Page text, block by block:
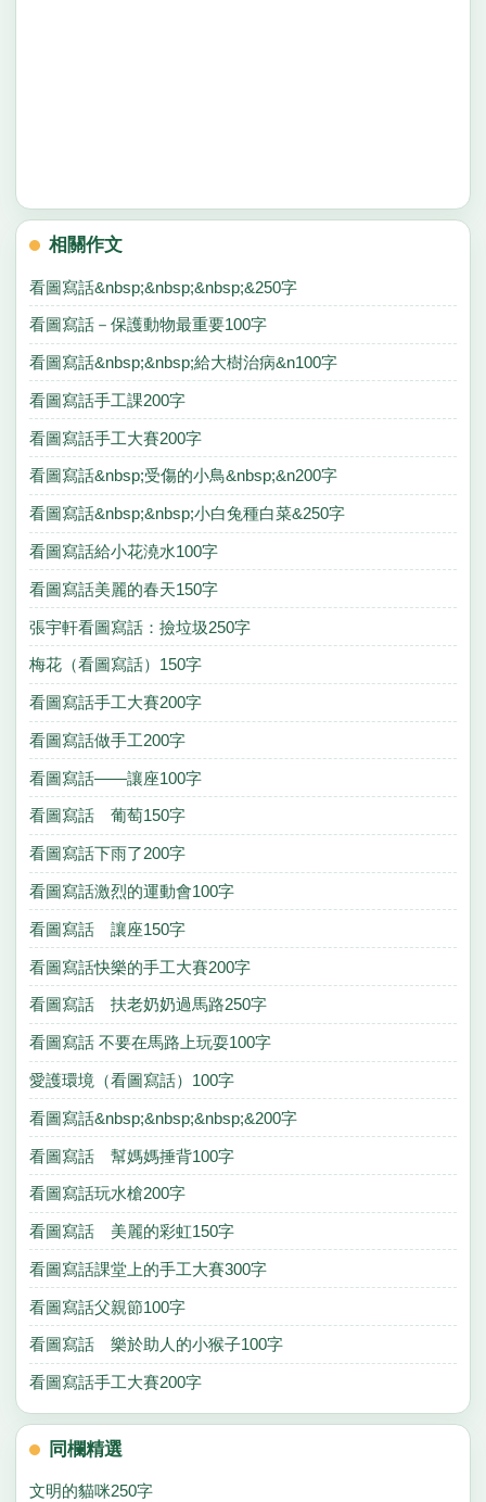
相關作文
看圖寫話&nbsp;&nbsp;&nbsp;&250字
看圖寫話－保護動物最重要100字
看圖寫話&nbsp;&nbsp;給大樹治病&n100字
看圖寫話手工課200字
看圖寫話手工大賽200字
看圖寫話&nbsp;受傷的小鳥&nbsp;&n200字
看圖寫話&nbsp;&nbsp;小白兔種白菜&250字
看圖寫話給小花澆水100字
看圖寫話美麗的春天150字
張宇軒看圖寫話：撿垃圾250字
梅花（看圖寫話）150字
看圖寫話手工大賽200字
看圖寫話做手工200字
看圖寫話——讓座100字
看圖寫話 葡萄150字
看圖寫話下雨了200字
看圖寫話激烈的運動會100字
看圖寫話 讓座150字
看圖寫話快樂的手工大賽200字
看圖寫話 扶老奶奶過馬路250字
看圖寫話 不要在馬路上玩耍100字
愛護環境（看圖寫話）100字
看圖寫話&nbsp;&nbsp;&nbsp;&200字
看圖寫話 幫媽媽捶背100字
看圖寫話玩水槍200字
看圖寫話 美麗的彩虹150字
看圖寫話課堂上的手工大賽300字
看圖寫話父親節100字
看圖寫話 樂於助人的小猴子100字
看圖寫話手工大賽200字
同欄精選
文明的貓咪250字